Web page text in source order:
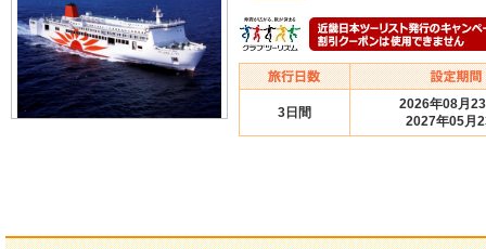
3日間
2026年08月
2027年05月